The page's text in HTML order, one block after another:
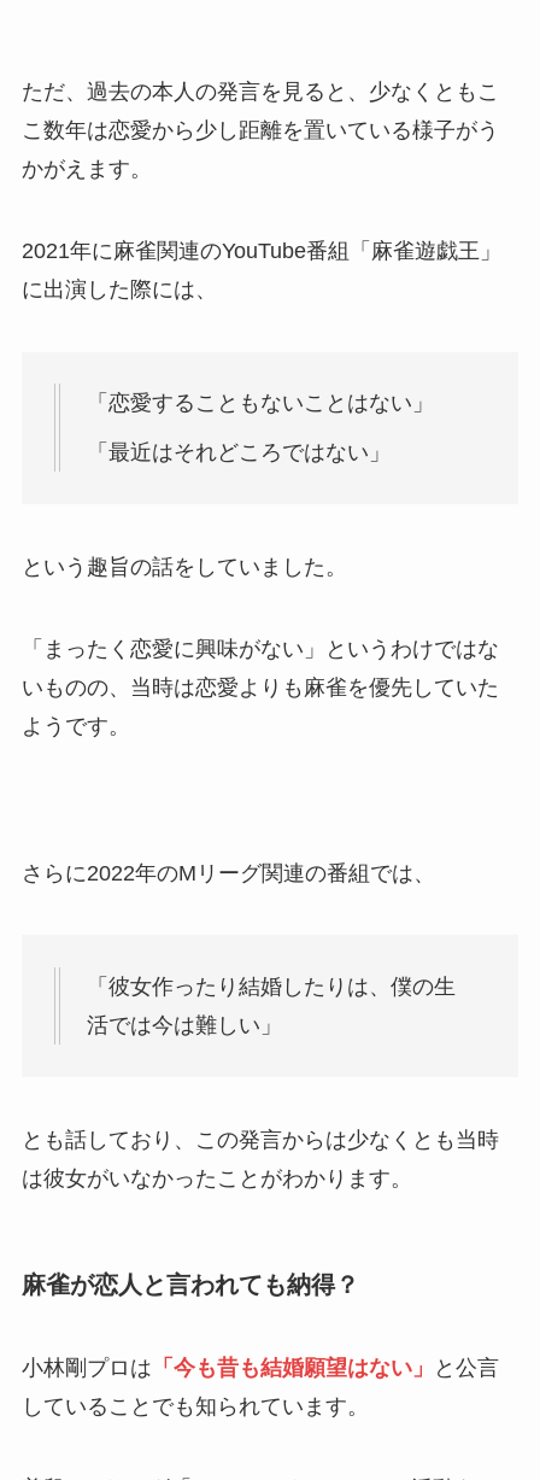
ただ、過去の本人の発言を見ると、少なくともこ
こ数年は恋愛から少し距離を置いている様子がう
かがえます。
2021年に麻雀関連のYouTube番組「麻雀遊戯王」
に出演した際には、
「恋愛することもないことはない」
「最近はそれどころではない」
という趣旨の話をしていました。
「まったく恋愛に興味がない」というわけではな
いものの、当時は恋愛よりも麻雀を優先していた
ようです。
さらに2022年のMリーグ関連の番組では、
「彼女作ったり結婚したりは、僕の生
活では今は難しい」
とも話しており、この発言からは少なくとも当時
は彼女がいなかったことがわかります。
麻雀が恋人と言われても納得？
小林剛プロは 「今も昔も結婚願望はない」
と公言
していることでも知られています。